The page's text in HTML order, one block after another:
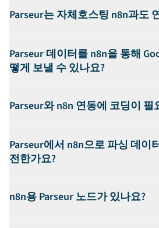
Parseur는 자체호스팅 n8n과도
Parseur 데이터를 n8n을 통해
떻게 보낼 수 있나요?
Parseur와 n8n 연동에 코딩이 필
Parseur에서 n8n으로 파싱 데이
전한가요?
n8n용 Parseur 노드가 있나요?